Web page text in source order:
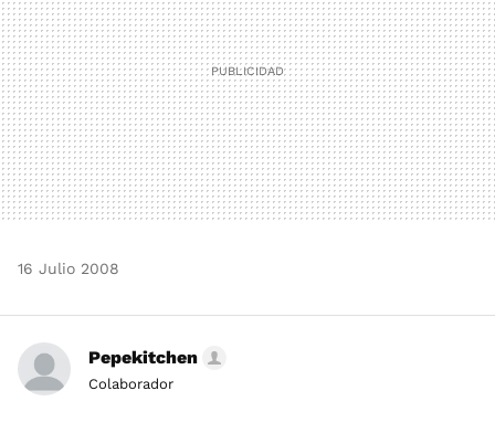
16 Julio 2008
Pepekitchen
Colaborador